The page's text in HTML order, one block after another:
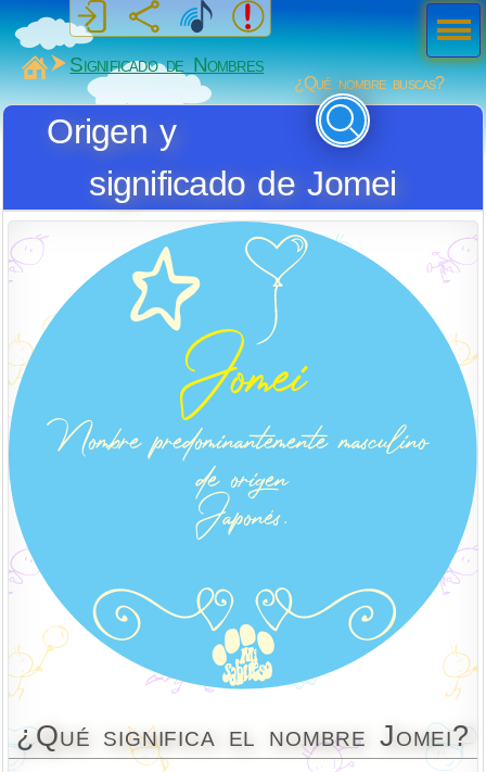
MiSabueso
Significado de Nombres
¿Qué nombre buscas?
Origen y
significado de Jomei
¿Qué significa el nombre Jomei?
Men
ú